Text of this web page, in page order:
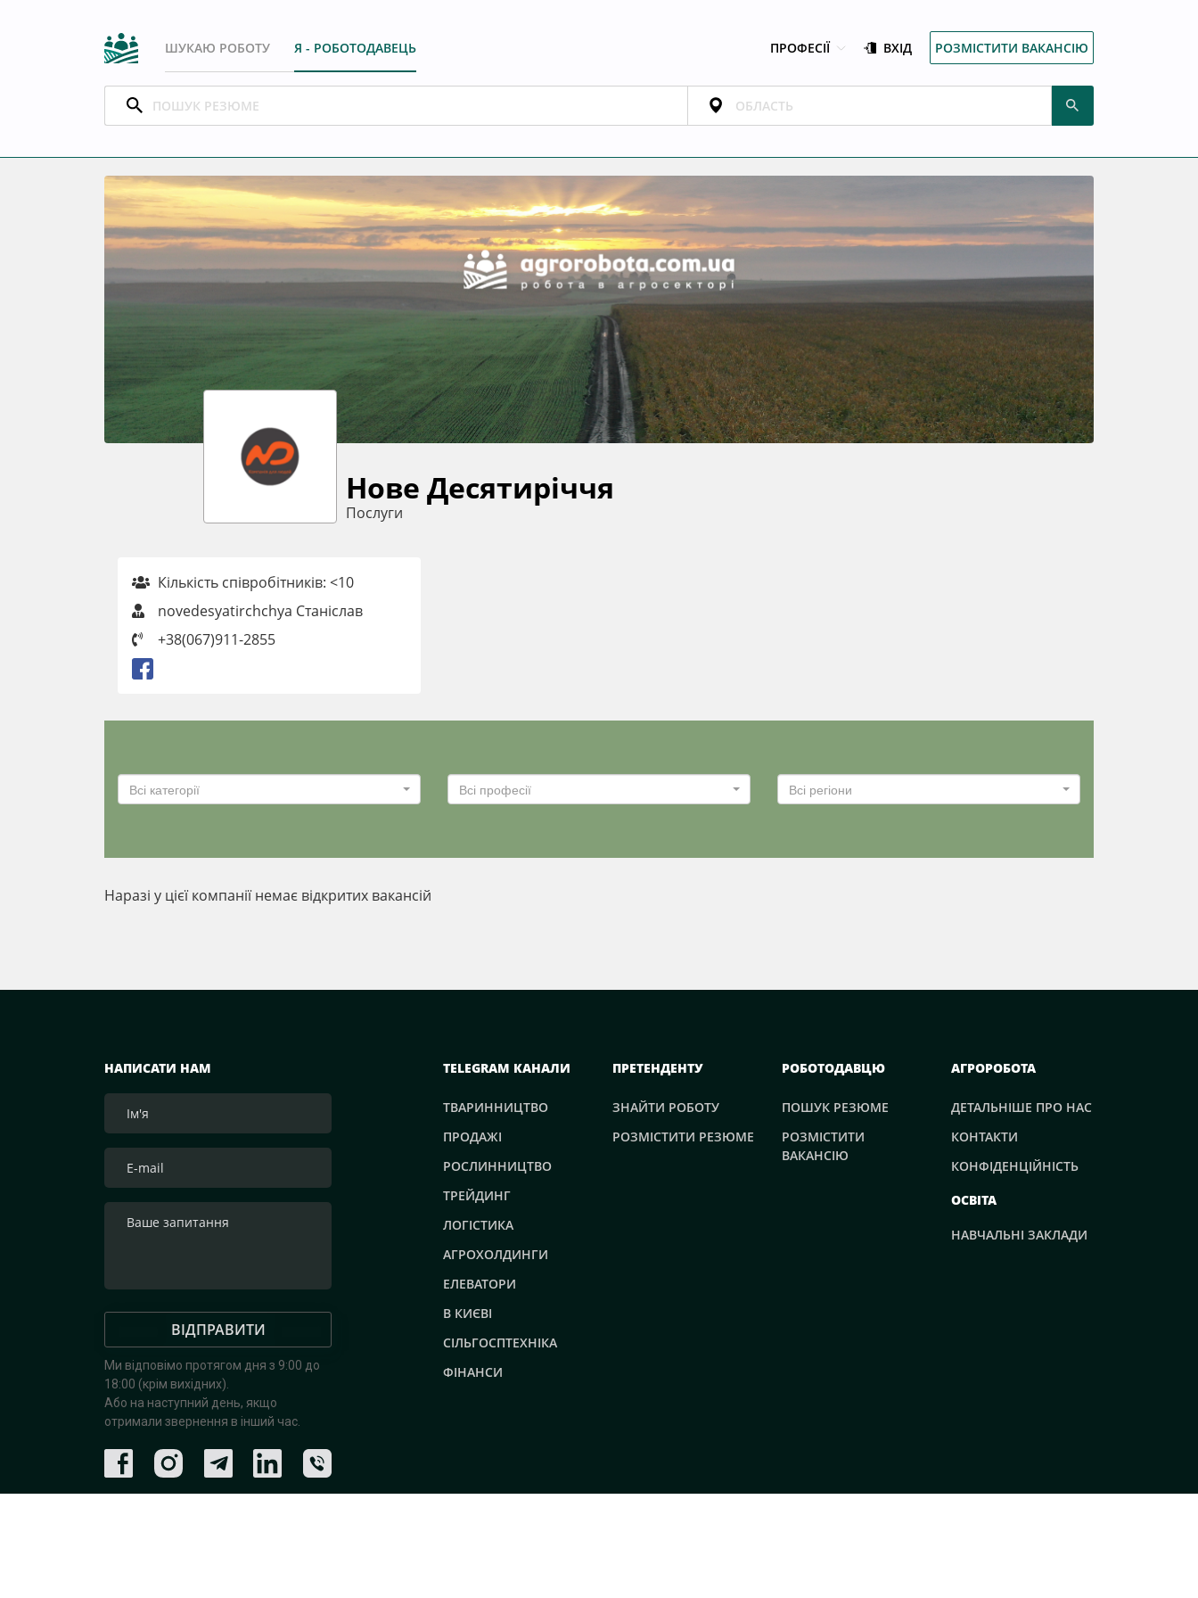
ШУКАЮ РОБОТУ Я - РОБОТОДАВЕЦЬ ПРОФЕСІЇ ВХІД РОЗМІСТИТИ ВАКАНСІЮ
Нове Десятиріччя
Послуги
Кількість співробітників: <10
novedesyatirchchya Станіслав
+38(067)911-2855
Всі категорії Всі професії Всі регіони
Наразі у цієї компанії немає відкритих вакансій
НАПИСАТИ НАМ
ВІДПРАВИТИ
Ми відповімо протягом дня з 9:00 до
18:00 (крім вихідних).
Або на наступний день, якщо
отримали звернення в інший час.
TELEGRAM КАНАЛИ
ТВАРИННИЦТВО
ПРОДАЖІ
РОСЛИННИЦТВО
ТРЕЙДИНГ
ЛОГІСТИКА
АГРОХОЛДИНГИ
ЕЛЕВАТОРИ
В КИЄВІ
СІЛЬГОСПТЕХНІКА
ФІНАНСИ
ПРЕТЕНДЕНТУ
ЗНАЙТИ РОБОТУ
РОЗМІСТИТИ РЕЗЮМЕ
РОБОТОДАВЦЮ
ПОШУК РЕЗЮМЕ
РОЗМІСТИТИ
ВАКАНСІЮ
АГРОРОБОТА
ДЕТАЛЬНІШЕ ПРО НАС
КОНТАКТИ
КОНФІДЕНЦІЙНІСТЬ
ОСВІТА
НАВЧАЛЬНІ ЗАКЛАДИ